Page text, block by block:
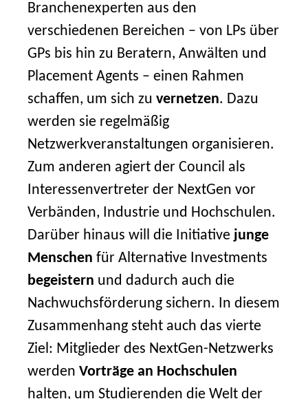
Branchenexperten aus den
verschiedenen Bereichen – von LPs über
GPs bis hin zu Beratern, Anwälten und
Placement Agents – einen Rahmen
schaffen, um sich zu vernetzen. Dazu
werden sie regelmäßig
Netzwerkveranstaltungen organisieren.
Zum anderen agiert der Council als
Interessenvertreter der NextGen vor
Verbänden, Industrie und Hochschulen.
Darüber hinaus will die Initiative junge
Menschen für Alternative Investments
begeistern und dadurch auch die
Nachwuchsförderung sichern. In diesem
Zusammenhang steht auch das vierte
Ziel: Mitglieder des NextGen-Netzwerks
werden Vorträge an Hochschulen
halten, um Studierenden die Welt der